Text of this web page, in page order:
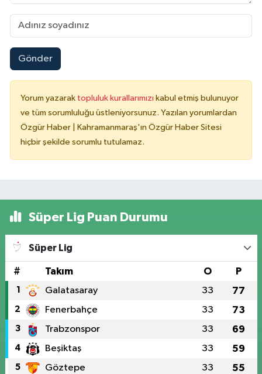
Gönder
Yorum yazarak topluluk kurallarımızı kabul etmiş bulunuyor
ve tüm sorumluluğu üstleniyorsunuz. Yazılan yorumlardan
Özgür Haber | Kahramanmaraş'ın Özgür Haber Sitesi
hiçbir şekilde sorumlu tutulamaz.
Süper Lig Puan Durumu
Süper Lig
# Takım O P
1 Galatasaray 33 77
2 Fenerbahçe 33 73
3 Trabzonspor 33 69
4 Beşiktaş 33 59
5 Göztepe 33 55